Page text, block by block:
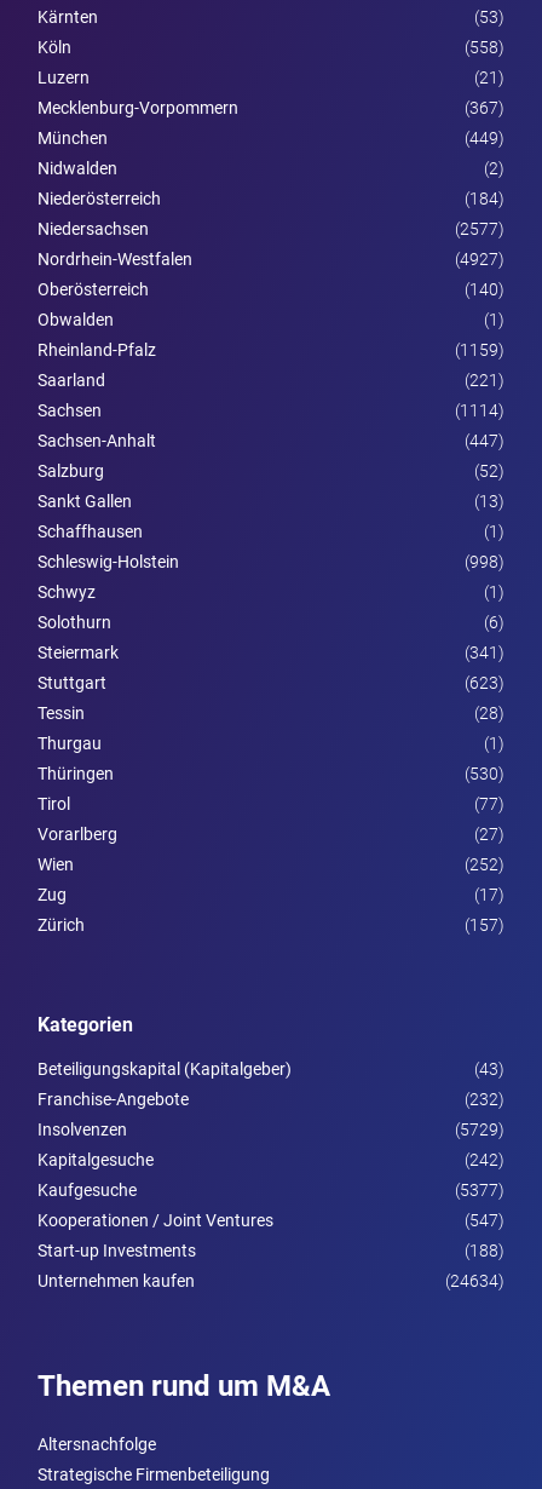
Kärnten
(53)
Köln
(558)
Luzern
(21)
Mecklenburg-Vorpommern
(367)
München
(449)
Nidwalden
(2)
Nieder­österreich
(184)
Niedersachsen
(2577)
Nordrhein-Westfalen
(4927)
Ober­österreich
(140)
Obwalden
(1)
Rheinland-Pfalz
(1159)
Saarland
(221)
Sachsen
(1114)
Sachsen-Anhalt
(447)
Salzburg
(52)
Sankt Gallen
(13)
Schaffhausen
(1)
Schleswig-Holstein
(998)
Schwyz
(1)
Solothurn
(6)
Steier­mark
(341)
Stuttgart
(623)
Tessin
(28)
Thurgau
(1)
Thüringen
(530)
Tirol
(77)
Vorarl­berg
(27)
Wien
(252)
Zug
(17)
Zürich
(157)
Kategorien
Beteiligungskapital (Kapitalgeber)
(43)
Franchise-Angebote
(232)
Insolvenzen
(5729)
Kapitalgesuche
(242)
Kaufgesuche
(5377)
Kooperationen / Joint Ventures
(547)
Start-up Investments
(188)
Unternehmen kaufen
(24634)
Themen rund um M&A
Altersnachfolge
Strategische Firmenbeteiligung